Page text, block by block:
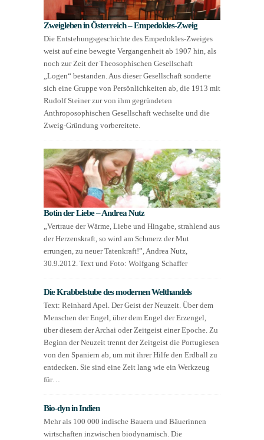
Zweigleben in Österreich – Empedokles-Zweig
Die Entstehungsgeschichte des Empedokles-Zweiges
weist auf eine bewegte Ver­gangenheit ab 1907 hin, als
noch zur Zeit der Theosophischen Gesellschaft
„Logen“ bestanden. Aus dieser Gesellschaft sonderte
sich eine Gruppe von Persönlichkeiten ab, die 1913 mit
Rudolf Steiner zur von ihm gegründeten
Anthroposophi­schen Ge­sellschaft wechselte und die
Zweig-Gründung vorbereitete.
Botin der Liebe – Andrea Nutz
„Vertraue der Wärme, Liebe und Hingabe, strahlend aus
der Herzenskraft, so wird am Schmerz der Mut
errungen, zu neuer Tatenkraft!”, Andrea Nutz,
30.9.2012. Text und Foto: Wolfgang Schaffer
Die Krabbelstube des modernen Welthandels
Text: Reinhard Apel. Der Geist der Neuzeit. Über dem
Menschen der Engel, über dem Engel der Erzengel,
über diesem der Archai oder Zeitgeist einer Epoche. Zu
Beginn der Neuzeit trennt der Zeitgeist die Portugiesen
von den Spaniern ab, um mit ihrer Hilfe den Erdball zu
entdecken. Sie sind eine Zeit lang wie ein Werkzeug
für…
Bio-dyn in Indien
Mehr als 100 000 indische Bauern und Bäuerinnen
wirtschaften inzwischen biodynamisch. Die